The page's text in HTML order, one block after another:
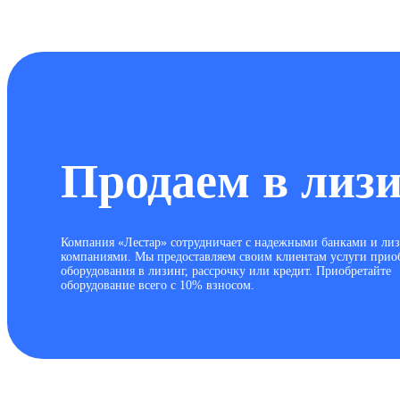
Продаем в
Компания «Лестар» сотрудничает с надежными банками и
компаниями. Мы предоставляем своим клиентам услуги
оборудования в лизинг, рассрочку или кредит. Приобретайте
оборудование всего с 10% взносом.